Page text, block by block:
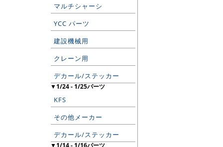
マルチシャーシ
YCC パーツ
建設機械用
クレーン用
デカール/ステッカー
▼1/24 - 1/25パーツ
KFS
その他メーカー
デカール/ステッカー
▼1/14 - 1/16パーツ